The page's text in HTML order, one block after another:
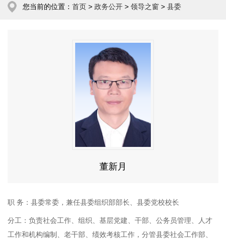
您当前的位置： 首页 > 政务公开 > 领导之窗 > 县委
董新月
职 务： 县委常委，兼任县委组织部部长、县委党校校长
分工： 负责社会工作、组织、基层党建、干部、公务员管理、人才
工作和机构编制、老干部、绩效考核工作，分管县委社会工作部、